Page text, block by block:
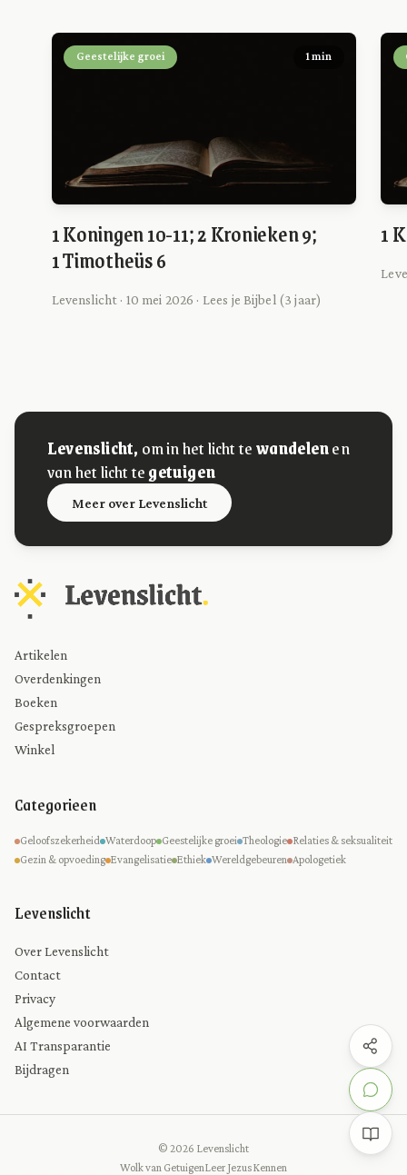
Geestelijke groei 1 min
1 Koningen 10-11; 2 Kronieken 9;
1 Timotheüs 6
Levenslicht · 10 mei 2026 · Lees je Bijbel (3 jaar)
1
Levenslicht, om in het licht tewandelenen
van het licht tegetuigen
Meer over Levenslicht
Artikelen
Overdenkingen
Boeken
Gespreksgroepen
Winkel
Categorieen
Geloofszekerheid Waterdoop Geestelijke groei Theologie Relaties & seksualiteit
Gezin & opvoeding Evangelisatie Ethiek Wereldgebeuren Apologetiek
Levenslicht
Over Levenslicht
Contact
Privacy
Algemene voorwaarden
AI Transparantie
Bijdragen
© 2026 Levenslicht
Wolk van GetuigenLeer Jezus Kennen